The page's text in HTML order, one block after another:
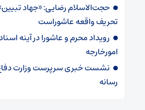
حجت‌الاسلام رضایی: «جهاد
تحریف واقعه عاشوراست
رویداد محرم و عاشورا در آینه
امورخارجه
نشست خبری سرپرست وزارت
رسانه